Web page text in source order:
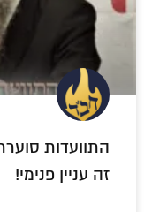
התוועדות
זה עניין פנימי!